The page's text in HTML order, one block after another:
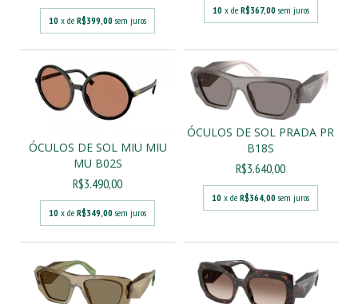
10 x de R$399,00 sem juros
10 x de R$367,00 sem juros
ÓCULOS DE SOL MIU MIU
MU B02S
R$3.490,00
10 x de R$349,00 sem juros
ÓCULOS DE SOL PRADA PR
B18S
R$3.640,00
10 x de R$364,00 sem juros